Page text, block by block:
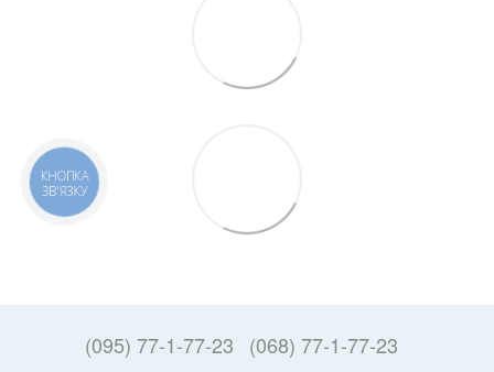
(095) 77-1-77-23
(068) 77-1-77-23
КНОПКА
ЗВ'ЯЗКУ